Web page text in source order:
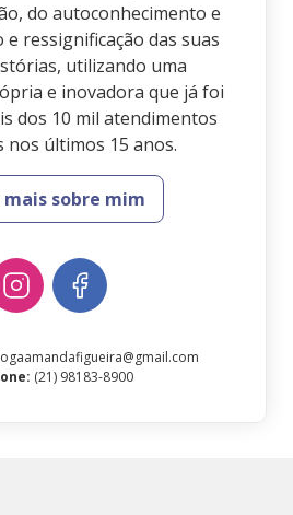
do autoconhecimento e
ressignificação das suas
utilizando uma
e inovadora que já foi
dos 10 mil atendimentos
nos últimos 15 anos.
mais sobre mim
: (21) 98183-8900